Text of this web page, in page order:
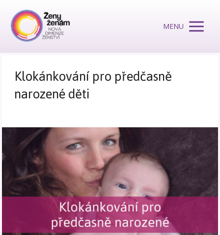
MENU
Klokánkování pro předčasně
narozené děti